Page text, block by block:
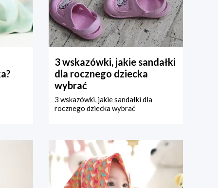
3 wskazówki, jakie sandałki
dla rocznego dziecka
wybrać
3 wskazówki, jakie sandałki dla
rocznego dziecka wybrać